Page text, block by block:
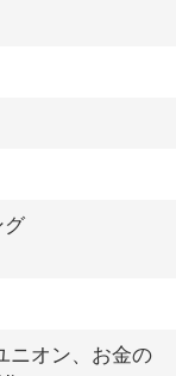
グ
ニオン、お金の